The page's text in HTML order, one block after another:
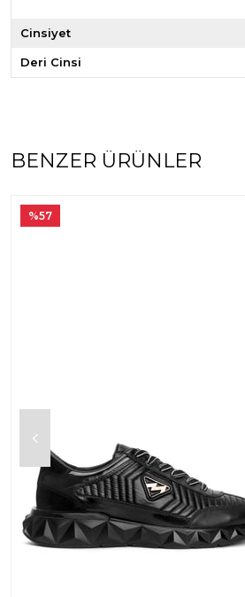
Cinsiyet
Deri Cinsi
BENZER ÜRÜNLER
%57